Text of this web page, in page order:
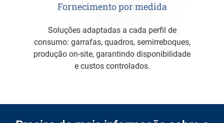
Fornecimento por medida
Soluções adaptadas a cada perfil de
consumo: garrafas, quadros, semirreboques,
produção on-site, garantindo disponibilidade
e custos controlados.